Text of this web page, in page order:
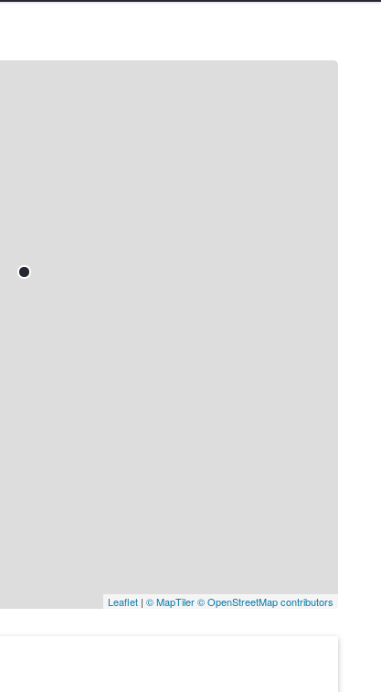
Leaflet | © MapTiler© OpenStreetMap contributors